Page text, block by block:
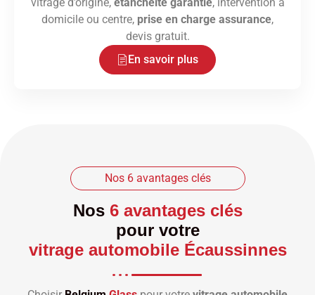
vitrage d’origine, étanchéité garantie, intervention à
domicile ou centre, prise en charge assurance,
devis gratuit.
En savoir plus
Nos 6 avantages clés
Nos 6 avantages clés
pour votre
vitrage automobile Écaussinnes